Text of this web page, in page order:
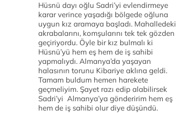
Hüsnü dayı oğlu Sadri’yi evlendirmeye
karar verince yaşadığı bölgede oğluna
uygun kız aramaya başladı. Mahalledeki
akrabalarını, komşularını tek tek gözden
geçiriyordu. Öyle bir kız bulmalı ki
Hüsnü’yü hem eş hem de iş sahibi
yapmalıydı. Almanya’da yaşayan
halasının torunu Kibariye aklına geldi.
Tamam buldum hemen harekete
geçmeliyim. Şayet razı edip alabilirsek
Sadri’yi Almanya’ya gönderirim hem eş
hem de iş sahibi olur diye düşündü.